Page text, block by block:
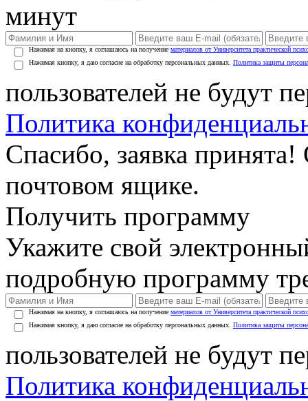
минут
Нажимая на кнопку, я соглашаюсь на получение материалов от Университета практической
Нажимая кнопку, я даю согласие на обработку персональных данных. Политика защиты
пользователей не будут
Политика
Спасибо, заявка
почтовом ящике.
Получить программу
Укажите свой
подробную программу
Нажимая на кнопку, я соглашаюсь на получение материалов от Университета практической
Нажимая кнопку, я даю согласие на обработку персональных данных. Политика защиты
пользователей не будут
Политика